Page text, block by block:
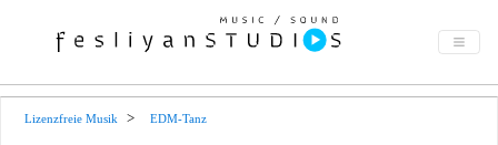
Lizenzfreie Musik EDM-Tanz